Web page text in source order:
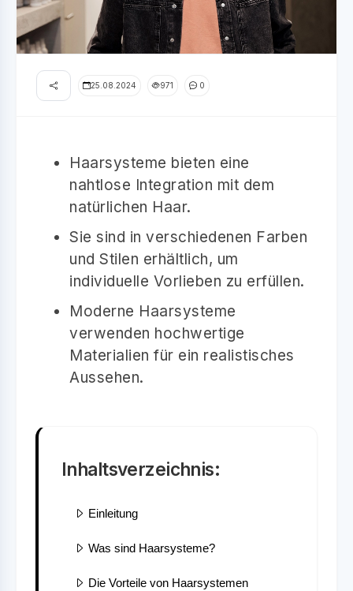
25.08.2024 971 0
Haarsysteme bieten eine
nahtlose Integration mit dem
natürlichen Haar.
Sie sind in verschiedenen Farben
und Stilen erhältlich, um
individuelle Vorlieben zu erfüllen.
Moderne Haarsysteme
verwenden hochwertige
Materialien für ein realistisches
Aussehen.
Inhaltsverzeichnis:
Einleitung
Was sind Haarsysteme?
Die Vorteile von Haarsystemen